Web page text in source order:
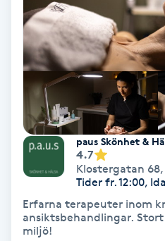
Färgning
Föning
Gel naglar
Gelenaglar
Gellack med förstärkning
paus Skönhet &
4.7
Klostergatan 68,
Tider fr. 12:00,
Erfarna terapeuter inom
ansiktsbehandlingar.
miljö!